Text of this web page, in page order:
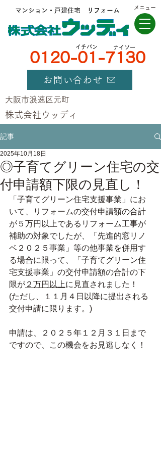
マンション・戸建住宅 リフォーム メニュー
0120-01-7130
ナイソー
​イチバン
お問い合わせ
大阪市浪速区元町
​株式会社ウッディ
記事
◎子育てグリーン住宅の交
付申請額下限の見直し！
2025年10月18日
「子育てグリーン住宅支援事業」にお
いて、リフォームの交付申請額の合計
が５万円以上であるリフォーム工事が
補助の対象でしたが、「先進的窓リノ
ベ２０２５事業」等の他事業を併用す
る場合に限って、「子育てグリーン住
宅支援事業」の交付申請額の合計の下
限が ２万円以上に見直されました！
(ただし、１１月４日以降に提出される
交付申請に限ります。)
申請は、２０２５年１２月３１日まで
ですので、この機会をお見逃しなく！